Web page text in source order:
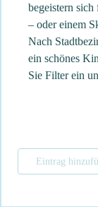
begeistern
– oder einem
Nach
ein schönes
Sie Filter ein
Eintrag